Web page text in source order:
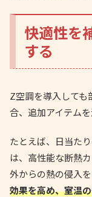
快適性を
する
Z空調を導入して
合、追加アイテム
たとえば、日当た
は、高性能な断熱
外からの熱の侵入
効果を高め、室温